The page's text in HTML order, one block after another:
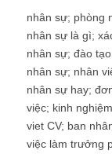
nhân sự; phòng
nhân sự là gì;
nhân sự; đào
nhân sự; nhân
nhân sự hay;
việc; kinh
viet CV; ban
việc làm trưởng